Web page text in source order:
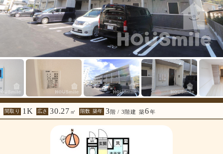
間取り 1K 広さ 30.27 ㎡ 階数 築年 3階 / 3階建 築6年